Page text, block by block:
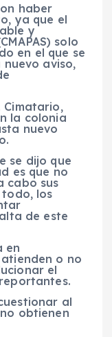
haber
ya que el
y
solo
en el que se
aviso,
Cimatario,
la colonia
nuevo
se dijo que
es que no
cabo sus
los
de este
en
o no
el
al
obtienen